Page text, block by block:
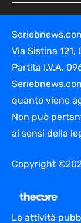
Via Sistina 121,
Partita I.V.A.
quanto viene
Non può
ai sensi della
Copyright
Le attività